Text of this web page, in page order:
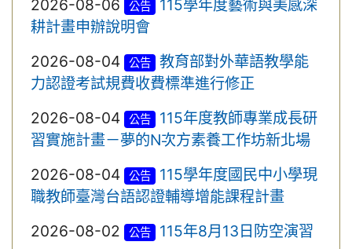
2026-08-06
公告
115學年度藝術與美感深
耕計畫申辦說明會
2026-08-04
公告
教育部對外華語教學能
力認證考試規費收費標準進行修正
2026-08-04
公告
115年度教師專業成長研
習實施計畫－夢的N次方素養工作坊新北場
2026-08-04
公告
115學年度國民中小學現
職教師臺灣台語認證輔導增能課程計畫
2026-08-02
公告
115年8月13日防空演習